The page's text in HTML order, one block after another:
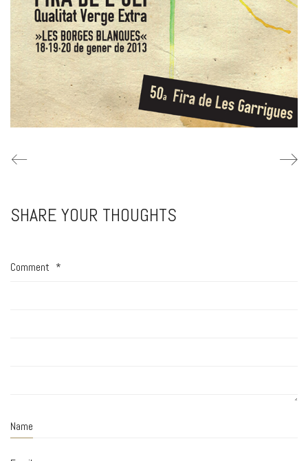
SHARE YOUR THOUGHTS
Comment *
Name